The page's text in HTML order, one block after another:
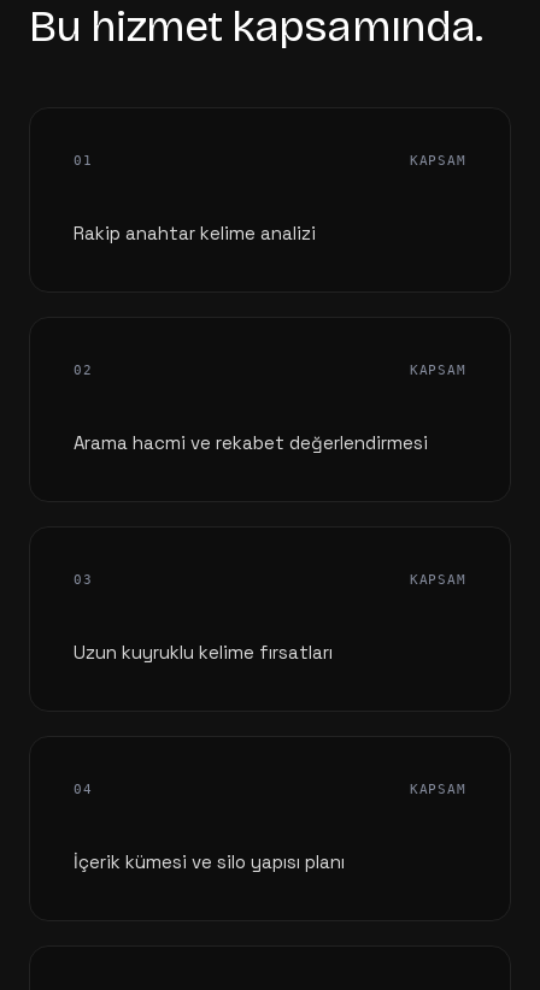
Bu hizmet kapsamında.
01 KAPSAM
Rakip anahtar kelime analizi
02 KAPSAM
Arama hacmi ve rekabet değerlendirmesi
03 KAPSAM
Uzun kuyruklu kelime fırsatları
04 KAPSAM
İçerik kümesi ve silo yapısı planı